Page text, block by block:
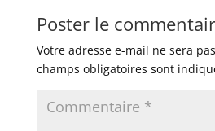
Poster le
Votre adresse e-mail ne sera
champs obligatoires sont